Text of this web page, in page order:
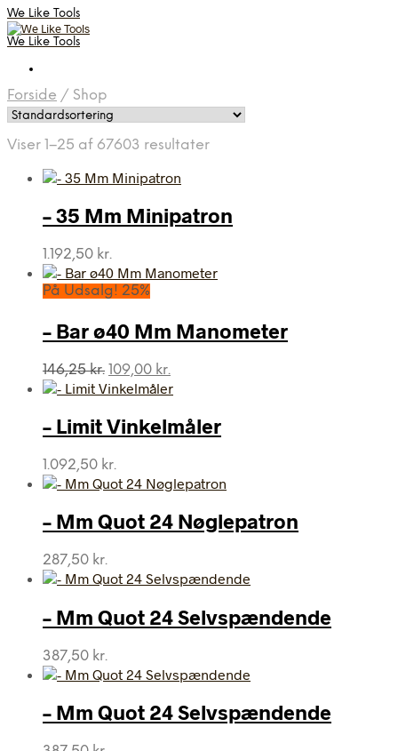
We Like Tools
We Like Tools
Forside / Shop
Viser 1–25 af 67603 resultater
– 35 Mm Minipatron
1.192,50 kr.
På Udsalg! 25%
– Bar ø40 Mm Manometer
146,25kr. Den
oprindelige
var:
146,25 kr..
109,00 kr.
aktuelle
er:
109,00 kr..
– Limit Vinkelmåler
1.092,50 kr.
– Mm Quot 24 Nøglepatron
287,50 kr.
– Mm Quot 24 Selvspændende
387,50 kr.
– Mm Quot 24 Selvspændende